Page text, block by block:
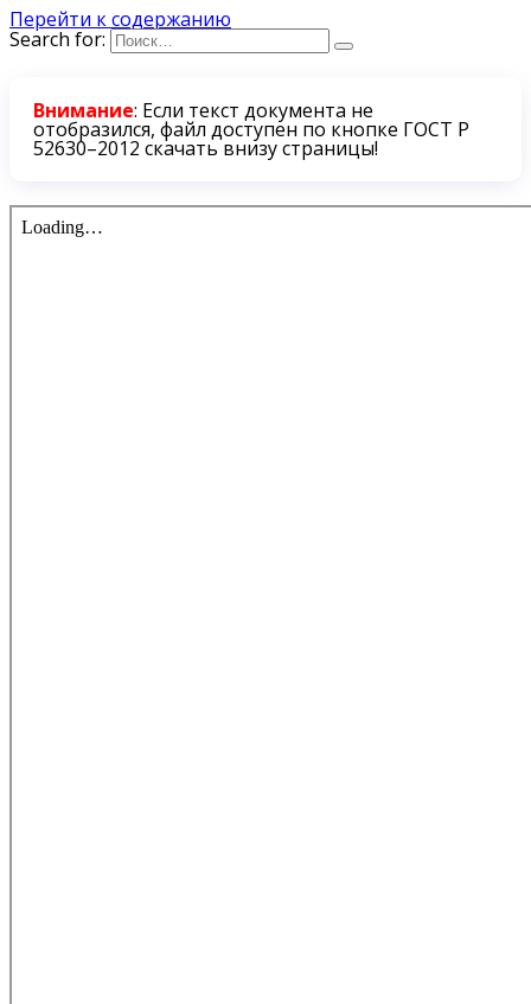
Перейти к содержанию
Search for:
Внимание: Если текст документа не
отобразился, файл доступен по кнопке ГОСТ Р
52630–2012 скачать внизу страницы!